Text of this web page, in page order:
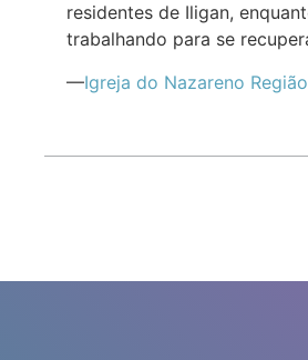
residentes de Iligan,
trabalhando para se
—Igreja do Nazareno